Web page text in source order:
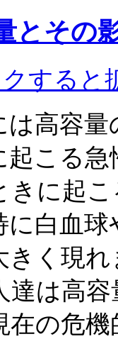
とその
は高容
起こる
きに起
に白血
きく現
達は高
在の危